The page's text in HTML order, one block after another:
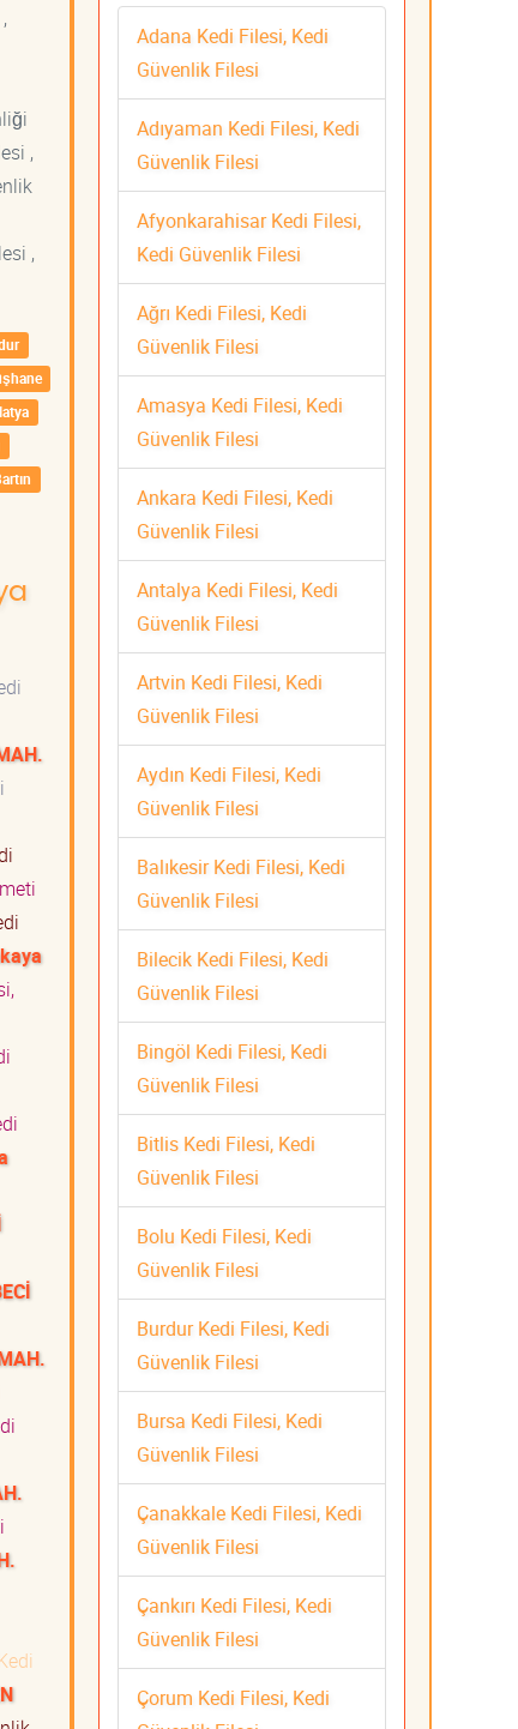
,
,
Adana Kedi Filesi, Kedi
Güvenlik Filesi
Adıyaman Kedi Filesi, Kedi
Güvenlik Filesi
Afyonkarahisar Kedi Filesi,
Kedi Güvenlik Filesi
Ağrı Kedi Filesi, Kedi
Güvenlik Filesi
Amasya Kedi Filesi, Kedi
Güvenlik Filesi
Ankara Kedi Filesi, Kedi
Güvenlik Filesi
Antalya Kedi Filesi, Kedi
Güvenlik Filesi
Artvin Kedi Filesi, Kedi
Güvenlik Filesi
Aydın Kedi Filesi, Kedi
Güvenlik Filesi
Balıkesir Kedi Filesi, Kedi
Güvenlik Filesi
Bilecik Kedi Filesi, Kedi
Güvenlik Filesi
Bingöl Kedi Filesi, Kedi
Güvenlik Filesi
Bitlis Kedi Filesi, Kedi
Güvenlik Filesi
Bolu Kedi Filesi, Kedi
Güvenlik Filesi
Burdur Kedi Filesi, Kedi
Güvenlik Filesi
Bursa Kedi Filesi, Kedi
Güvenlik Filesi
Çanakkale Kedi Filesi, Kedi
Güvenlik Filesi
Çankırı Kedi Filesi, Kedi
Güvenlik Filesi
Çorum Kedi Filesi, Kedi